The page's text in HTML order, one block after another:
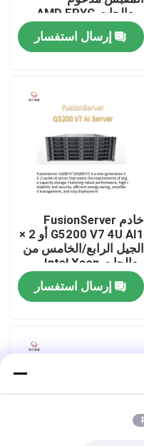
بمعالجات AMD EPYC
من الجيل الخامس
إرسال استفسار
خادم FusionServer
G5200 V7 4U AI1 أو 2 ×
الجيل الرابع/الخامس من
معالجات Intel Xeon
القابلة للتطوير
إرسال استفسار